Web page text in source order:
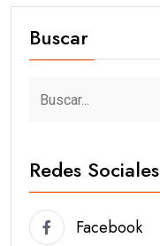
Buscar
Redes Sociales
Facebook